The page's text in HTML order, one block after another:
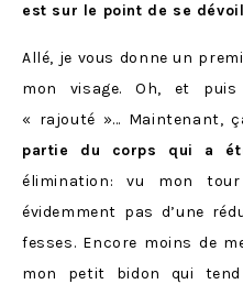
est sur le point de se
Allé, je vous donne un
mon visage. Oh, et
« rajouté »… Maintenant,
partie du corps qui a
élimination: vu mon
évidemment pas d’une
fesses. Encore moins de
mon petit bidon qui